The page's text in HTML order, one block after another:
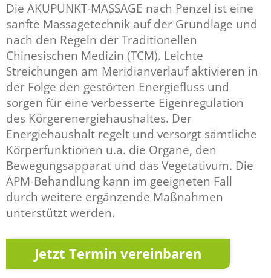
Die AKUPUNKT-MASSAGE nach Penzel ist eine
sanfte Massagetechnik auf der Grundlage und
nach den Regeln der Traditionellen
Chinesischen Medizin (TCM). Leichte
Streichungen am Meridianverlauf aktivieren in
der Folge den gestörten Energiefluss und
sorgen für eine verbesserte Eigenregulation
des Körgerenergiehaushaltes. Der
Energiehaushalt regelt und versorgt sämtliche
Körperfunktionen u.a. die Organe, den
Bewegungsapparat und das Vegetativum. Die
APM-Behandlung kann im geeigneten Fall
durch weitere ergänzende Maßnahmen
unterstützt werden.
Jetzt Termin vereinbaren
SUCHE